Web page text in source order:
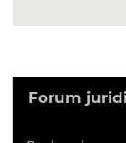
Forum